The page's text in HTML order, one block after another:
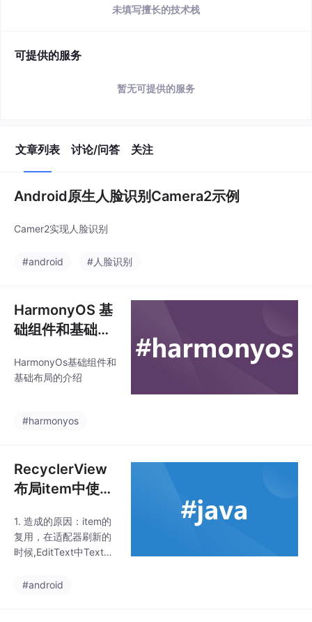
未填写擅长的技术栈
可提供的服务
暂无可提供的服务
文章列表 讨论/问答 关注
Android原生人脸识别Camera2示例
Camer2实现人脸识别
#android #人脸识别
HarmonyOS 基
础组件和基础布
HarmonyOs基础组件和
基础布局的介绍
#harmonyos
RecyclerView
布局item中使用
新的时候，造成
了数据的错乱
1. 造成的原因：item的
复用，在适配器刷新的
时候,EditText中Textwa
题，由于调用了notifyD
#android